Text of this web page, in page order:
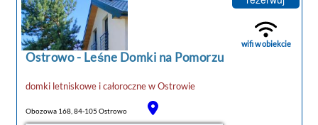
ekranem z dostępem do kanałów
satelitarnych. W wybranych opcjach
zapewniono też aneks kuchenny z pełnym
wyposażeniem, w tym lodówką, a także
prywatną łazienkę z prysznicem i bezpłatnym
zestawem ...
Ostrowo- Leśne Domki na Pomorzu
domki letniskowe i całorocznewOstrowie
Obozowa 168, 84-105 Ostrowo
wifi w obiekcie